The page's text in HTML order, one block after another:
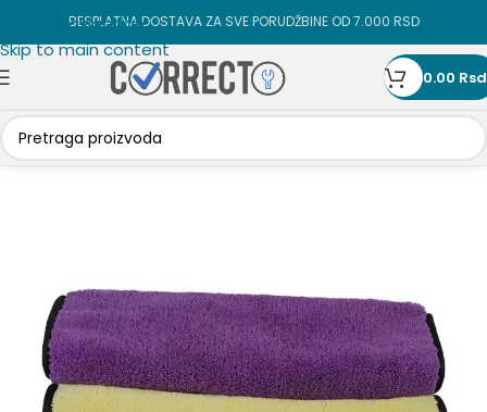
Skip to navigation
Skip to main content
BESPLATNA DOSTAVA ZA SVE PORUDŽBINE OD 7.000 RSD
0.00 Rsd